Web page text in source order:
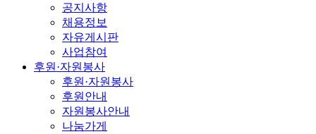
공지사항
채용정보
자유게시판
사업참여
후원·자원봉사
후원·자원봉사
후원안내
자원봉사안내
나눔가게